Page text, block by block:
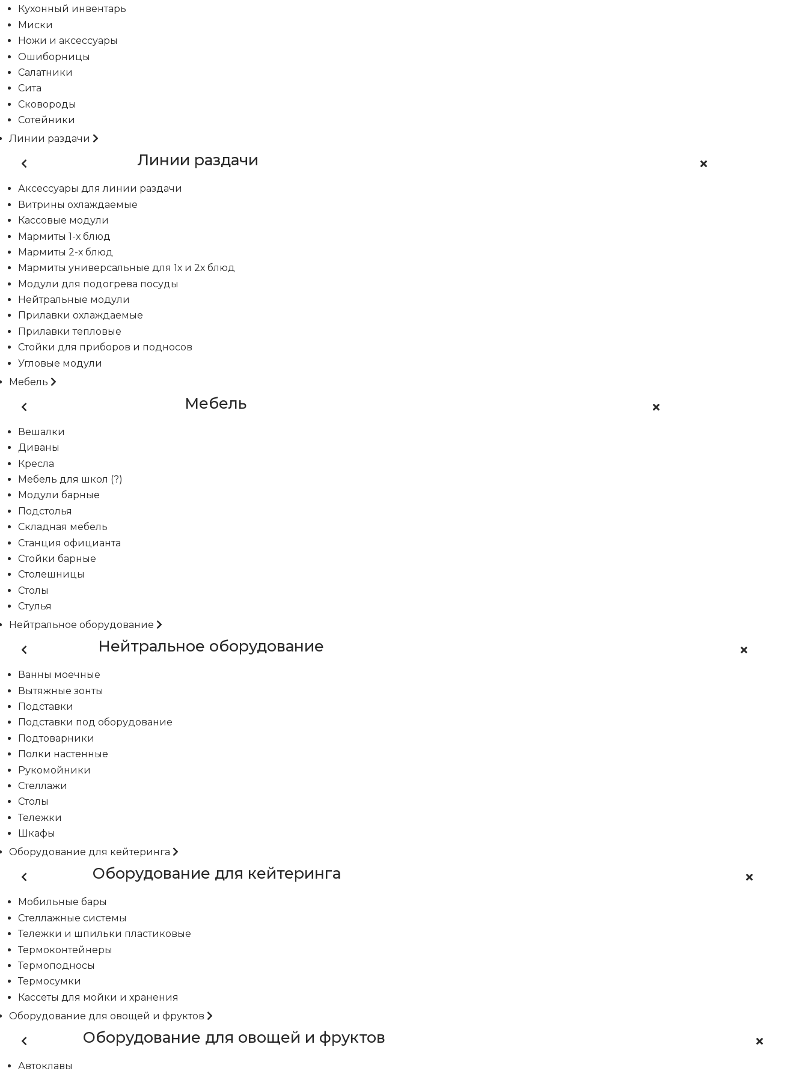
Кухонный инвентарь
Миски
Ножи и аксессуары
Ошиборницы
Салатники
Сита
Сковороды
Сотейники
Линии раздачи
Линии раздачи
Аксессуары для линии раздачи
Витрины охлаждаемые
Кассовые модули
Мармиты 1-х блюд
Мармиты 2-х блюд
Мармиты универсальные для 1х и 2х блюд
Модули для подогрева посуды
Нейтральные модули
Прилавки охлаждаемые
Прилавки тепловые
Стойки для приборов и подносов
Угловые модули
Мебель
Мебель
Вешалки
Диваны
Кресла
Мебель для школ (?)
Модули барные
Подстолья
Складная мебель
Станция официанта
Стойки барные
Столешницы
Столы
Стулья
Нейтральное оборудование
Нейтральное оборудование
Ванны моечные
Вытяжные зонты
Подставки
Подставки под оборудование
Подтоварники
Полки настенные
Рукомойники
Стеллажи
Столы
Тележки
Шкафы
Оборудование для кейтеринга
Оборудование для кейтеринга
Мобильные бары
Стеллажные системы
Тележки и шпильки пластиковые
Термоконтейнеры
Термоподносы
Термосумки
Кассеты для мойки и хранения
Оборудование для овощей и фруктов
Оборудование для овощей и фруктов
Автоклавы